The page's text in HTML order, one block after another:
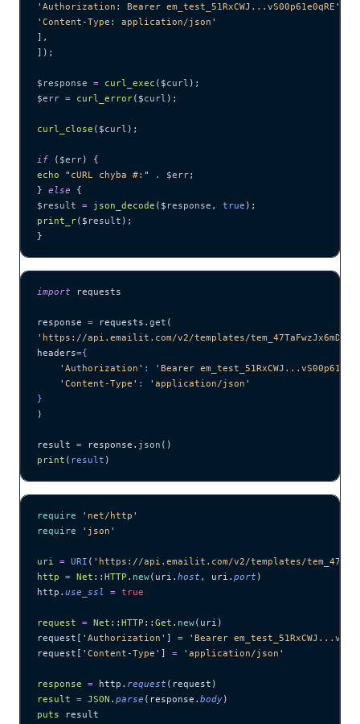
' Authorization: Bearer em_test_51RxCWJ...vS00p61e0qRE '
' Content-Type: application/json '
],
]);
$response = curl_exec ($curl );
$err = curl_error($curl );
curl_close ($curl );
if ( $err) {
echo " cURL chyba #: " . $err;
} else {
$result = json_decode ($ response , true );
print_r($ result );
}
import requests
response = requests. get (
' https://api.emailit.com/v2/templates/
headers={
    '
Authorization ' : ' Bearer
    '
Content-Type ' : ' application/json '
}
)
result = response. json ()
print ( result )
require ' net/http '
require ' json '
uri = URI ( ' https://api.emailit.com/v2/templates/
http = Net :: HTTP . new(uri. host , uri. port )
http. use_ssl = true
request = Net :: HTTP :: Get . new(uri)
request[ ' Authorization ' ] = ' Bearer
request[ ' Content-Type ' ] = ' application/json '
response = http. request (request)
result = JSON . parse (response. body)
puts result